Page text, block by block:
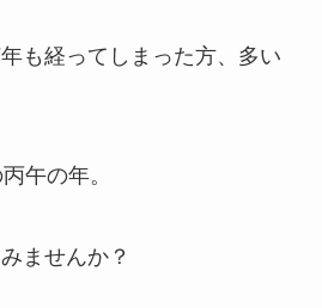
も経ってしまった方、多い
午の年。
ませんか？